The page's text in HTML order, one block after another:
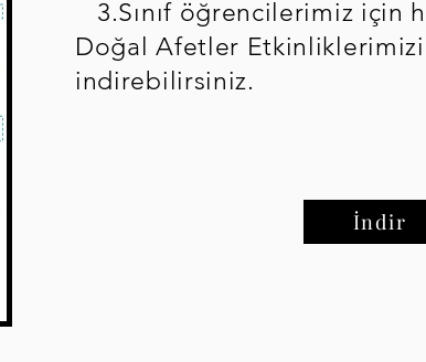
3.Sınıf öğrencilerimiz için
Doğal Afetler Etkinliklerimizi
indirebilirsiniz.
İndir